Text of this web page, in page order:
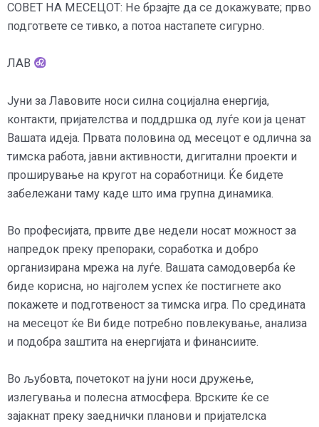
СОВЕТ НА МЕСЕЦОТ: Не брзајте да се докажувате; прво
подгответе се тивко, а потоа настапете сигурно.
ЛАВ
Јуни за Лавовите носи силна социјална енергија,
контакти, пријателства и поддршка од луѓе кои ја ценат
Вашата идеја. Првата половина од месецот е одлична за
тимска работа, јавни активности, дигитални проекти и
проширување на кругот на соработници. Ќе бидете
забележани таму каде што има групна динамика.
Во професијата, првите две недели носат можност за
напредок преку препораки, соработка и добро
организирана мрежа на луѓе. Вашата самодоверба ќе
биде корисна, но најголем успех ќе постигнете ако
покажете и подготвеност за тимска игра. По средината
на месецот ќе Ви биде потребно повлекување, анализа
и подобра заштита на енергијата и финансиите.
Во љубовта, почетокот на јуни носи дружење,
излегувања и полесна атмосфера. Врските ќе се
зајакнат преку заеднички планови и пријателска